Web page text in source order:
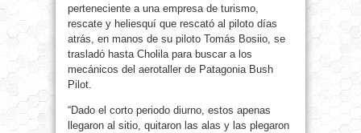
perteneciente a una empresa de turismo,
rescate y heliesquí que rescató al piloto días
atrás, en manos de su piloto Tomás Bosiio, se
trasladó hasta Cholila para buscar a los
mecánicos del aerotaller de Patagonia Bush
Pilot.
“Dado el corto periodo diurno, estos apenas
llegaron al sitio, quitaron las alas y las plegaron